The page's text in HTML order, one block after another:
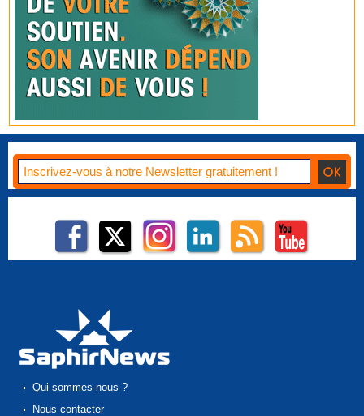
Qui sommes-nous ?
Nous contacter